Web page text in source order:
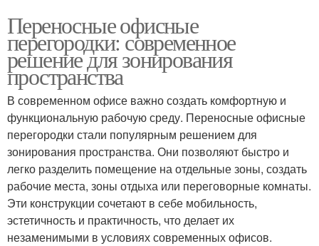
Переносные офисные
перегородки: современное
решение для зонирования
пространства
В современном офисе важно создать комфортную и
функциональную рабочую среду. Переносные офисные
перегородки стали популярным решением для
зонирования пространства. Они позволяют быстро и
легко разделить помещение на отдельные зоны, создать
рабочие места, зоны отдыха или переговорные комнаты.
Эти конструкции сочетают в себе мобильность,
эстетичность и практичность, что делает их
незаменимыми в условиях современных офисов.